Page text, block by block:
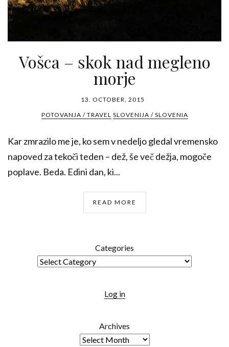
Vošca – skok nad megleno
morje
13. OCTOBER, 2015
POTOVANJA / TRAVEL SLOVENIJA / SLOVENIA
Kar zmrazilo me je, ko sem v nedeljo gledal vremensko
napoved za tekoči teden – dež, še več dežja, mogoče
poplave. Beda. Edini dan, ki...
READ MORE
Categories
Log in
Archives